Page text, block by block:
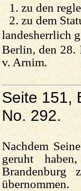
zu den
zu dem
landesherrlich
Berlin, den
v. Arnim.
Seite 151,
No. 292.
Nachdem
geruht
Brandenburg
übernommen.